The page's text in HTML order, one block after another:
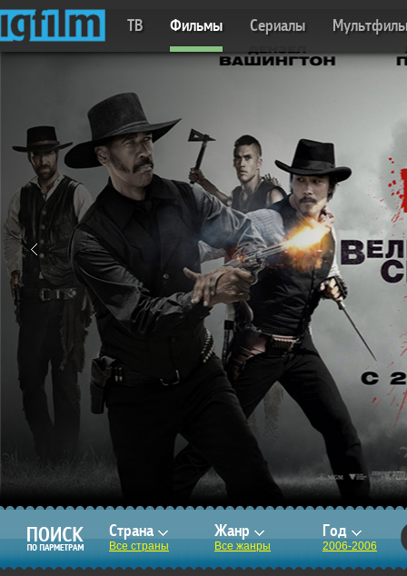
ТВ Фильмы Сериалы
Страна
Все страны
Жанр
Все жанры
Год
2006-2006